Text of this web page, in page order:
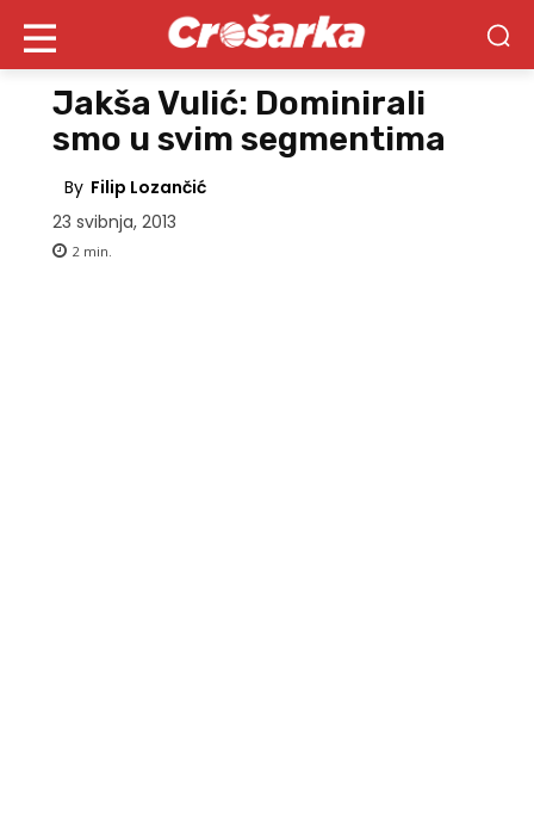
Jakša Vulić: Dominirali
smo u svim segmentima
By Filip Lozančić
23 svibnja, 2013
2 min.